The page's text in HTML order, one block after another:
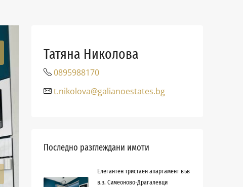
Татяна Николова
0895988170
t.nikolova@galianoestates.bg
Последно разглеждани имоти
Елегантен тристаен апартамент във
в.з. Симеоново-Драгалевци